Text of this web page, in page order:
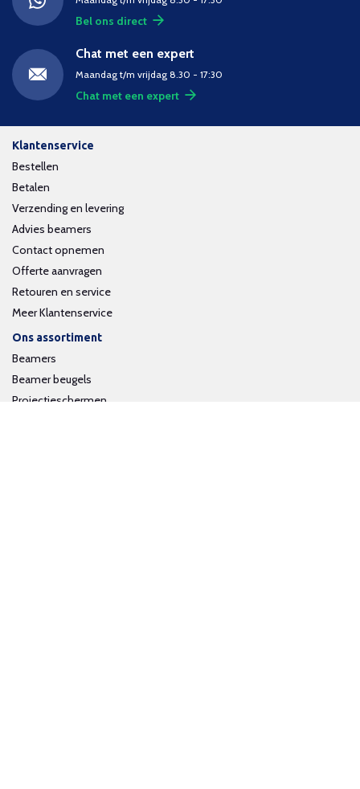
Bel ons direct
Chat met een expert
Maandag t/m vrijdag 8.30 - 17:30
Chat met een expert
Klantenservice
Bestellen
Betalen
Verzending en levering
Advies beamers
Contact opnemen
Offerte aanvragen
Retouren en service
Meer Klantenservice
Ons assortiment
Beamers
Beamer beugels
Projectieschermen